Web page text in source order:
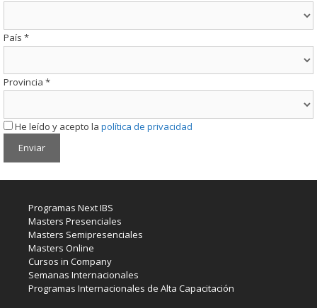
País *
Provincia *
He leído y acepto la política de privacidad
Programas Next IBS
Masters Presenciales
Masters Semipresenciales
Masters Online
Cursos in Company
Semanas Internacionales
Programas Internacionales de Alta Capacitación